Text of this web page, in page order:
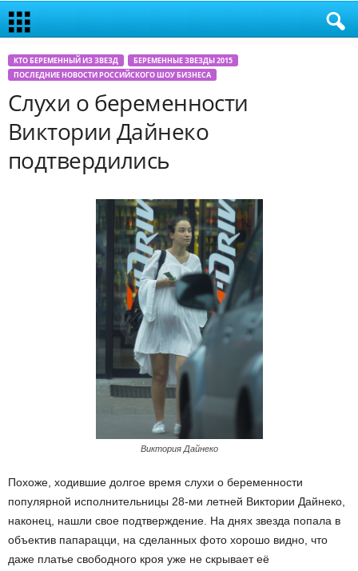
КТО БЕРЕМЕННЫЙ ИЗ ЗВЕЗД
БЕРЕМЕННЫЕ ЗВЕЗДЫ 2015
ПОСЛЕДНИЕ НОВОСТИ РОССИЙСКОГО ШОУ БИЗНЕСА
Слухи о беременности
Виктории Дайнеко
подтвердились
Виктория Дайнеко
Похоже, ходившие долгое время слухи о беременности
популярной исполнительницы 28-ми летней Виктории Дайнеко,
наконец, нашли свое подтверждение. На днях звезда попала в
объектив папарацци, на сделанных фото хорошо видно, что
даже платье свободного кроя уже не скрывает её